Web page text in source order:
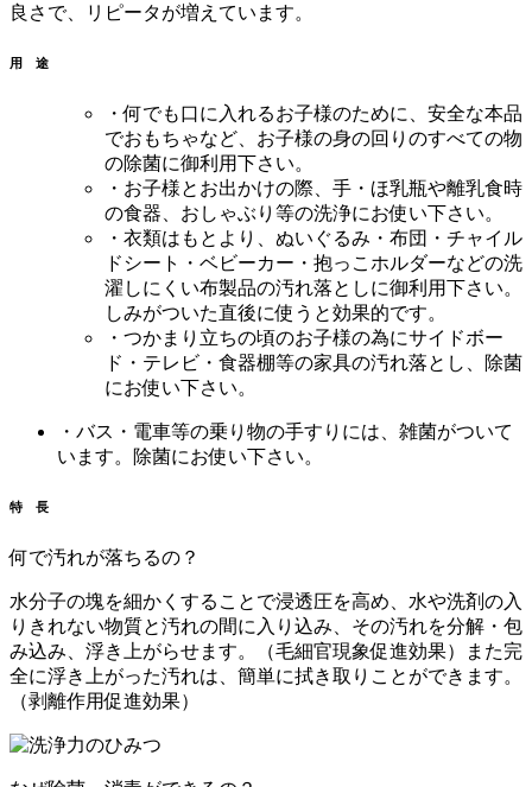
良さで、リピータが増えています。
用 途
・何でも口に入れるお子様のために、安全な本品
でおもちゃなど、お子様の身の回りのすべての物
の除菌に御利用下さい。
・お子様とお出かけの際、手・ほ乳瓶や離乳食時
の食器、おしゃぶり等の洗浄にお使い下さい。
・衣類はもとより、ぬいぐるみ・布団・チャイル
ドシート・ベビーカー・抱っこホルダーなどの洗
濯しにくい布製品の汚れ落としに御利用下さい。
しみがついた直後に使うと効果的です。
・つかまり立ちの頃のお子様の為にサイドボー
ド・テレビ・食器棚等の家具の汚れ落とし、除菌
にお使い下さい。
・バス・電車等の乗り物の手すりには、雑菌がついて
います。除菌にお使い下さい。
特 長
何で汚れが落ちるの？
水分子の塊を細かくすることで浸透圧を高め、水や洗剤の入
りきれない物質と汚れの間に入り込み、その汚れを分解・包
み込み、浮き上がらせます。（毛細官現象促進効果）また完
全に浮き上がった汚れは、簡単に拭き取りことができます。
（剥離作用促進効果）